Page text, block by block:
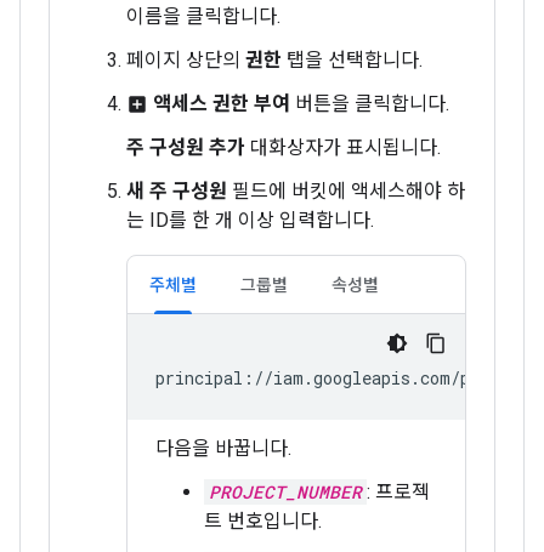
이름을 클릭합니다.
페이지 상단의 권한 탭을 선택합니다.
add_box 액세스 권한 부여 버튼을 클릭합니다.
주 구성원 추가 대화상자가 표시됩니다.
새 주 구성원 필드에 버킷에 액세스해야 하
는 ID를 한 개 이상 입력합니다.
주체별 그룹별 속성별
principal://iam.googleapis.com/
다음을 바꿉니다.
PROJECT_NUMBER : 프로젝
트 번호입니다.